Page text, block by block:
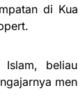
di
Islam,